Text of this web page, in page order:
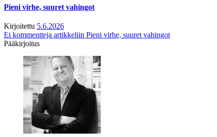
Pieni virhe, suuret vahingot
Kirjoitettu 5.6.2026
Ei kommentteja artikkeliin Pieni virhe, suuret vahingot
Pääkirjoitus